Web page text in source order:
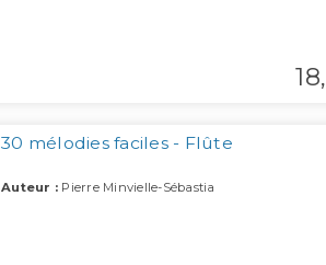
18,
30 mélodies faciles - Flûte
Auteur : Pierre Minvielle-Sébastia